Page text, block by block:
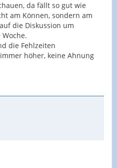
da fällt so gut wie
am Können, sondern am
die Diskussion um
die Fehlzeiten
höher, keine Ahnung